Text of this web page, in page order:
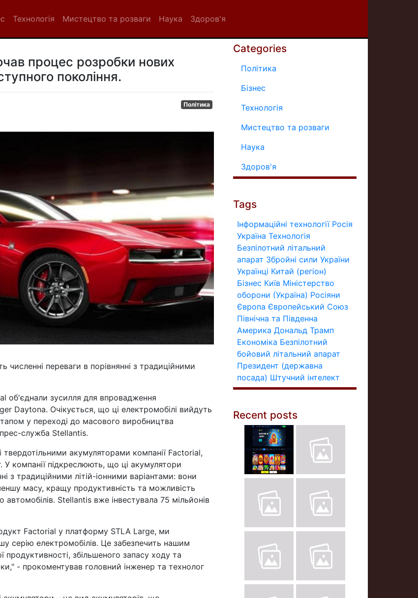
Технологія Мистецтво та розваги Наука Здоров'я
процес розробки нових
покоління.
Політика
численні переваги в порівнянні з традиційними
об'єднали зусилля для впровадження
Daytona. Очікується, що ці електромобілі вийдуть
у переході до масового виробництва
служба Stellantis.
твердотільними акумуляторами компанії Factorial,
У компанії підкреслюють, що ці акумулятори
з традиційними літій-іонними варіантами: вони
масу, кращу продуктивність та можливість
Stellantis вже інвестувала 75 мільйонів
Factorial у платформу STLA Large, ми
серію електромобілів. Це забезпечить нашим
продуктивності, збільшеного запасу ходу та
- прокоментував головний інженер та технолог
Categories
Політика
Бізнес
Технологія
Мистецтво та розваги
Наука
Здоров'я
Tags
Інформаційні технології Росія
Україна Технологія
Безпілотний літальний
апарат Збройні сили України
Українці Китай (регіон)
Бізнес Київ Міністерство
оборони (Україна) Росіяни
Європа Європейський Союз
Північна та Південна
Америка Дональд Трамп
Економіка Безпілотний
бойовий літальний апарат
Президент (державна
посада) Штучний інтелект
Recent posts